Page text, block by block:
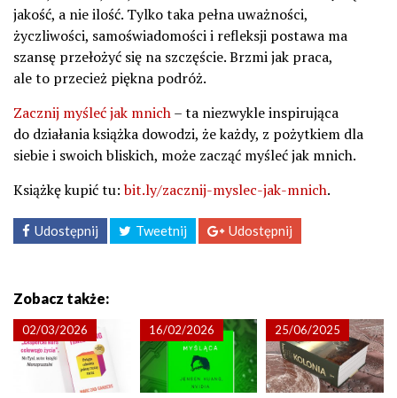
jakość, a nie ilość. Tylko taka pełna uważności,
życzliwości, samoświadomości i refleksji postawa ma
szansę przełożyć się na szczęście. Brzmi jak praca,
ale to przecież piękna podróż.
Zacznij myśleć jak mnich– ta niezwykle inspirująca
do działania książka dowodzi, że każdy, z pożytkiem dla
siebie i swoich bliskich, może zacząć myśleć jak mnich.
Książkę kupić tu:bit.ly/zacznij-myslec-jak-mnich.
Udostępnij Tweetnij Udostępnij
Zobacz także:
02/03/2026 16/02/2026 25/06/2025